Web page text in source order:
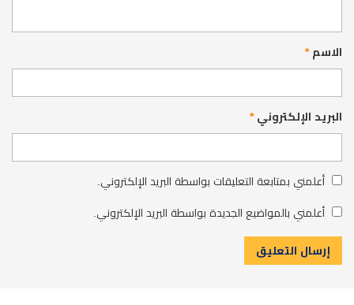
الاسم*
البريد الإلكتروني*
أعلمني بمتابعة التعليقات بواسطة البريد الإلكتروني.
أعلمني بالمواضيع الجديدة بواسطة البريد الإلكتروني.